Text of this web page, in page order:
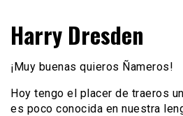
Comunidad Ñamera
Harry Dresden
¡Muy buenas quieros Ñameros!
Hoy tengo el placer de traeros
es poco conocida en nuestra